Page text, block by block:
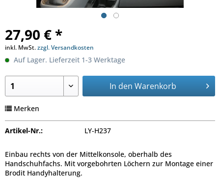
27,90 € *
inkl. MwSt.zzgl. Versandkosten
Auf Lager. Lieferzeit 1-3 Werktage
In den Warenkorb
Merken
Artikel-Nr.: LY-H237
Einbau rechts von der Mittelkonsole, oberhalb des
Handschuhfachs. Mit vorgebohrten Löchern zur Montage einer
Brodit Handyhalterung.